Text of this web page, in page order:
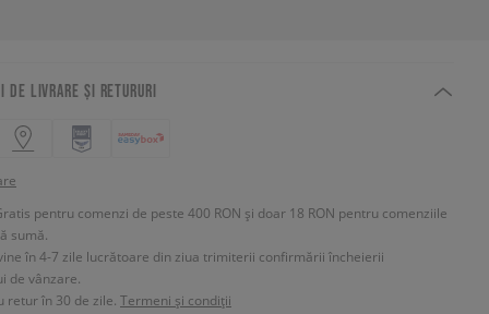
DE LIVRARE ȘI RETURURI
pentru comenzi de peste 400 RON și doar 18 RON pentru comenziile
sumă.
în 4-7 zile lucrătoare din ziua trimiterii confirmării încheierii
de vânzare.
retur în 30 de zile. Termeni și condiții